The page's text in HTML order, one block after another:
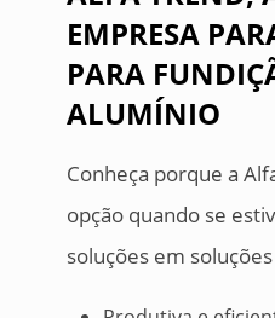
EMPRESA
PARA
ALUMÍNIO
Conheça porque a
opção quando se
soluções em